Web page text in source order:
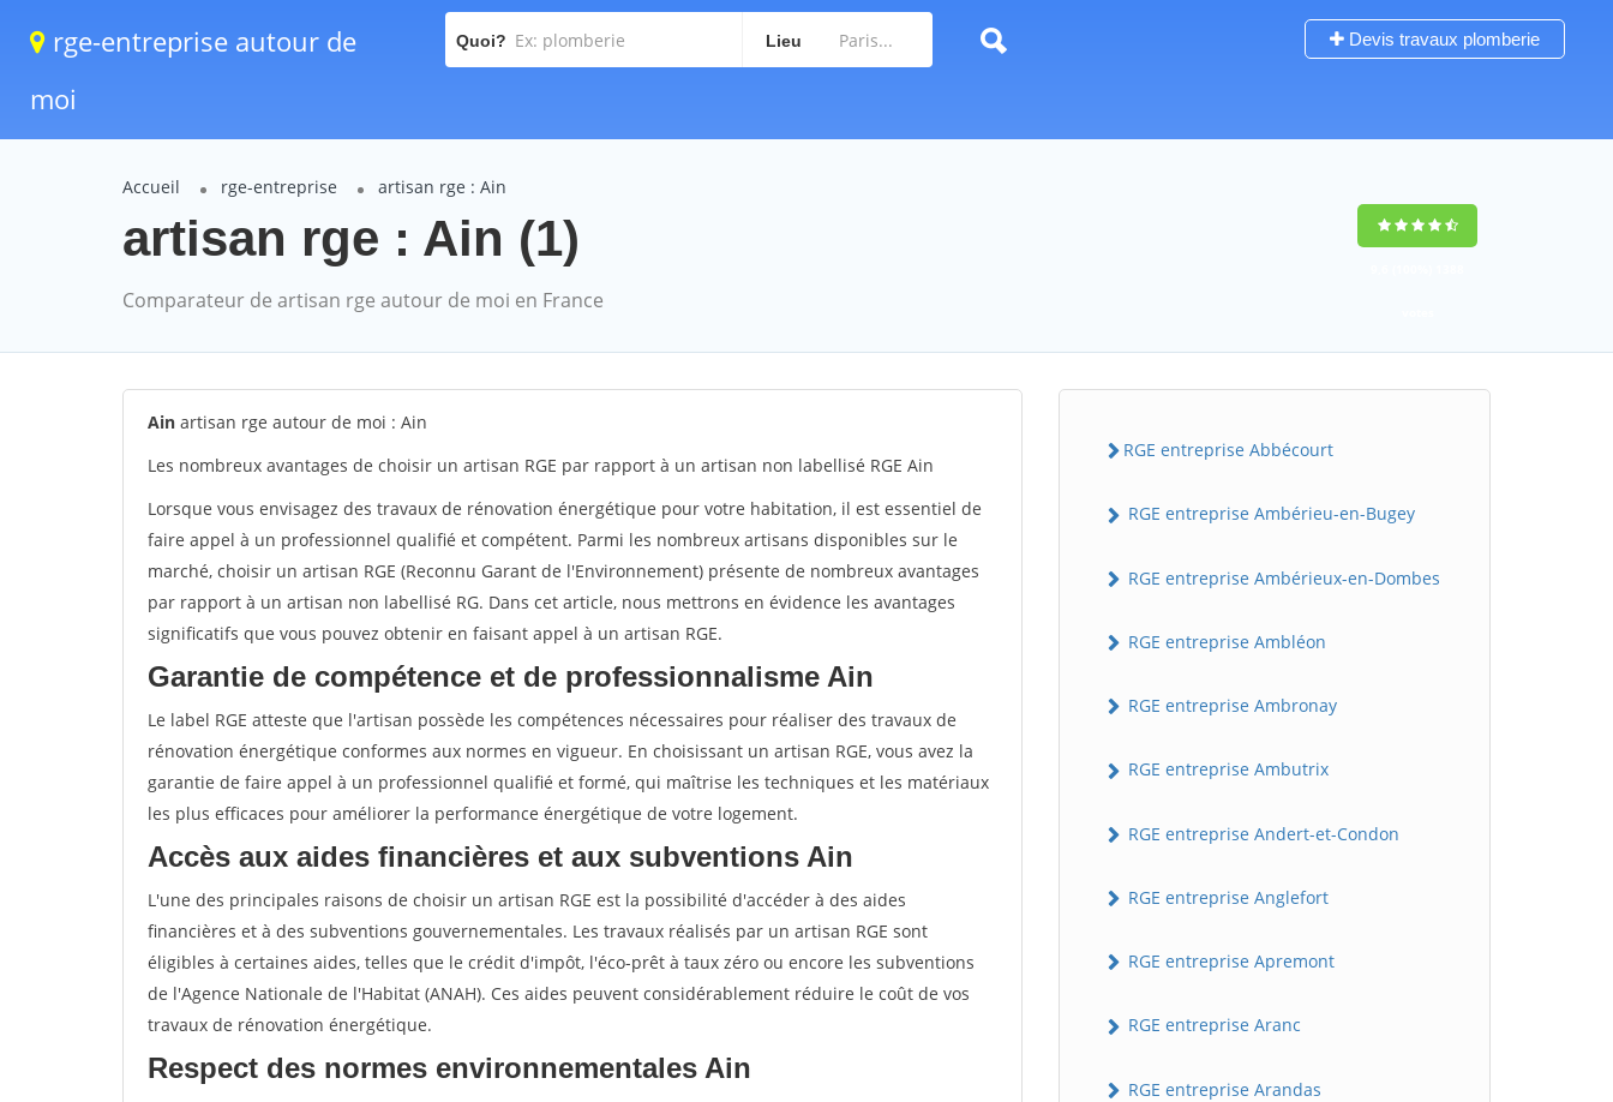
rge-entreprise autour de
moi
Quoi? Lieu Devis travaux plomberie
Accueil rge-entreprise artisan rge : Ain
artisan rge : Ain (1)
Comparateur de artisan rge autour de moi en France
Ain artisan rge autour de moi : Ain
Les nombreux avantages de choisir un artisan RGE par rapport à un artisan non labellisé RGE Ain
Lorsque vous envisagez des travaux de rénovation énergétique pour votre habitation, il est essentiel de
faire appel à un professionnel qualifié et compétent. Parmi les nombreux artisans disponibles sur le
marché, choisir un artisan RGE (Reconnu Garant de l'Environnement) présente de nombreux avantages
par rapport à un artisan non labellisé RG. Dans cet article, nous mettrons en évidence les avantages
significatifs que vous pouvez obtenir en faisant appel à un artisan RGE.
Garantie de compétence et de professionnalisme Ain
Le label RGE atteste que l'artisan possède les compétences nécessaires pour réaliser des travaux de
rénovation énergétique conformes aux normes en vigueur. En choisissant un artisan RGE, vous avez la
garantie de faire appel à un professionnel qualifié et formé, qui maîtrise les techniques et les matériaux
les plus efficaces pour améliorer la performance énergétique de votre logement.
Accès aux aides financières et aux subventions Ain
L'une des principales raisons de choisir un artisan RGE est la possibilité d'accéder à des aides
financières et à des subventions gouvernementales. Les travaux réalisés par un artisan RGE sont
éligibles à certaines aides, telles que le crédit d'impôt, l'éco-prêt à taux zéro ou encore les subventions
de l'Agence Nationale de l'Habitat (ANAH). Ces aides peuvent considérablement réduire le coût de vos
travaux de rénovation énergétique.
Respect des normes environnementales Ain
RGE entreprise Abbécourt
RGE entreprise Ambérieu-en-Bugey
RGE entreprise Ambérieux-en-Dombes
RGE entreprise Ambléon
RGE entreprise Ambronay
RGE entreprise Ambutrix
RGE entreprise Andert-et-Condon
RGE entreprise Anglefort
RGE entreprise Apremont
RGE entreprise Aranc
RGE entreprise Arandas